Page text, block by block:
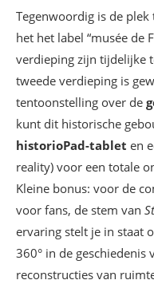
Tegenwoordig is de
het het label “musée de
verdieping zijn tijdelijke
tweede verdieping is
tentoonstelling over de
kunt dit historische
historioPad-tablet en
reality) voor een totale
Kleine bonus: voor de
voor fans, de stem van
ervaring stelt je in staat
360° in de geschiedenis
reconstructies van